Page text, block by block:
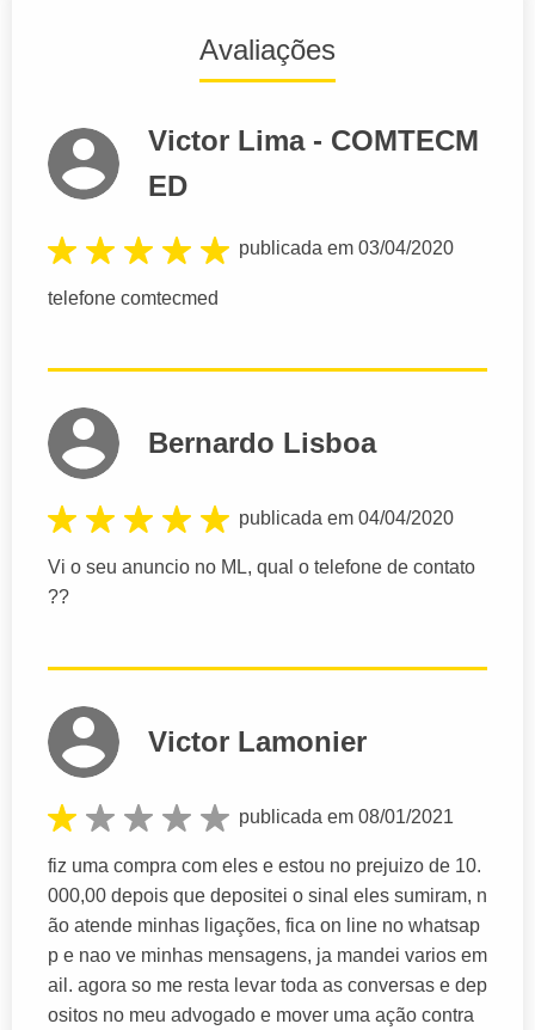
Avaliações
Victor Lima - COMTECM
ED
publicada em 03/04/2020
telefone comtecmed
Bernardo Lisboa
publicada em 04/04/2020
Vi o seu anuncio no ML, qual o telefone de contato
??
Victor Lamonier
publicada em 08/01/2021
fiz uma compra com eles e estou no prejuizo de 10.
000,00 depois que depositei o sinal eles sumiram, n
ão atende minhas ligações, fica on line no whatsap
p e nao ve minhas mensagens, ja mandei varios em
ail. agora so me resta levar toda as conversas e dep
ositos no meu advogado e mover uma ação contra